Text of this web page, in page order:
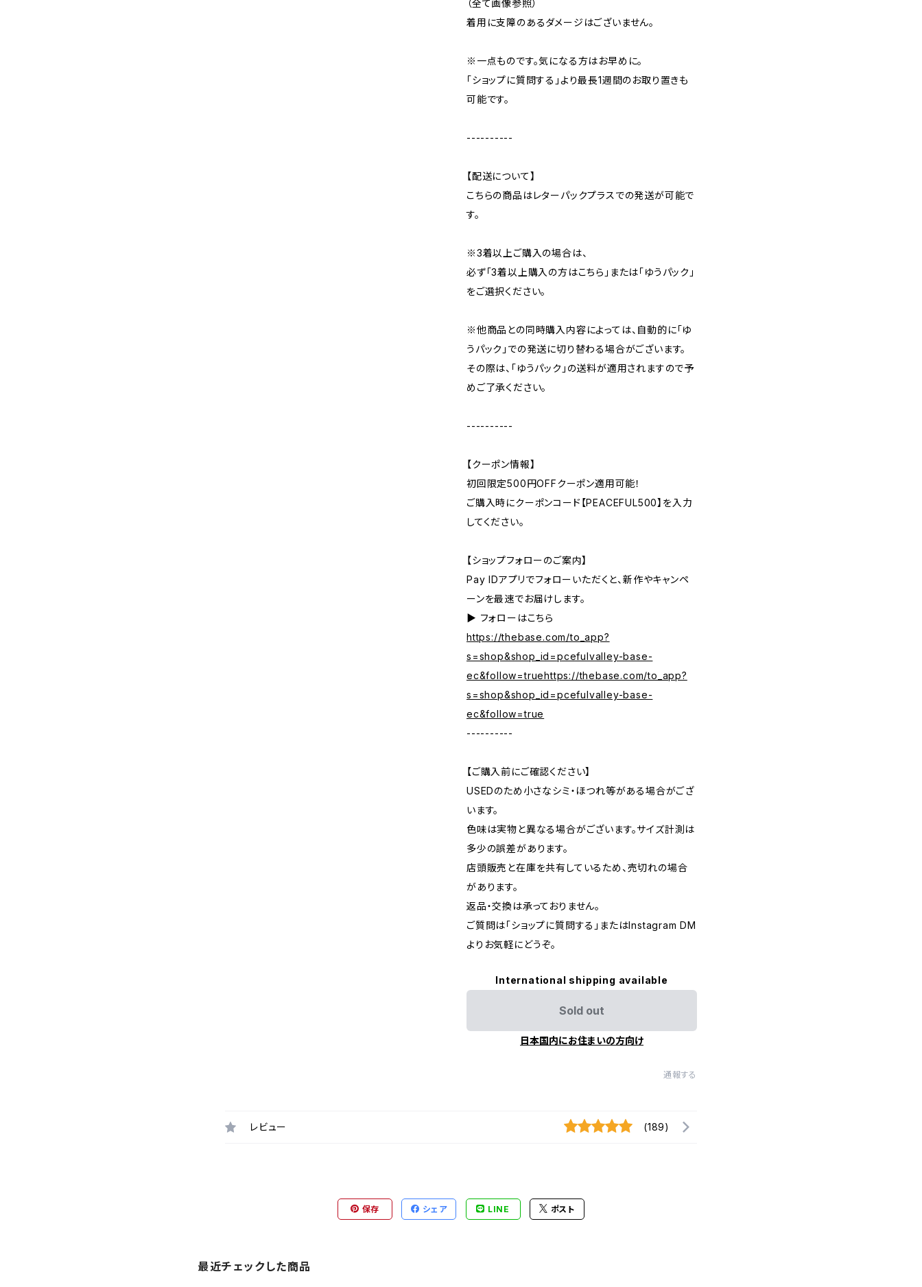
（全て画像参照）
着用に支障のあるダメージはございません。
※一点ものです。気になる方はお早めに。
「ショップに質問する」より最長1週間のお取り置きも
可能です。
----------
【配送について】
こちらの商品はレターパックプラスでの発送が可能で
す。
※3着以上ご購入の場合は、
必ず「3着以上購入の方はこちら」または「ゆうパック」
をご選択ください。
※他商品との同時購入内容によっては、自動的に「ゆ
うパック」での発送に切り替わる場合がございます。
その際は、「ゆうパック」の送料が適用されますので予
めご了承ください。
----------
【クーポン情報】
初回限定500円OFFクーポン適用可能！
ご購入時にクーポンコード【PEACEFUL500】を入力
してください。
【ショップフォローのご案内】
Pay IDアプリでフォローいただくと、新作やキャンペ
ーンを最速でお届けします。
▶︎ フォローはこちら
https://thebase.com/to_app?
s=shop&shop_id=pcefulvalley-base-
ec&follow=truehttps://thebase.com/to_app?
s=shop&shop_id=pcefulvalley-base-
ec&follow=true
----------
【ご購入前にご確認ください】
USEDのため小さなシミ・ほつれ等がある場合がござ
います。
色味は実物と異なる場合がございます。サイズ計測は
多少の誤差があります。
店頭販売と在庫を共有しているため、売切れの場合
があります。
返品・交換は承っておりません。
ご質問は「ショップに質問する」またはInstagram DM
よりお気軽にどうぞ。
International shipping available
Sold out
日本国内にお住まいの方向け
通報する
レビュー (189)
保存 シェア LINE ポスト
最近チェックした商品